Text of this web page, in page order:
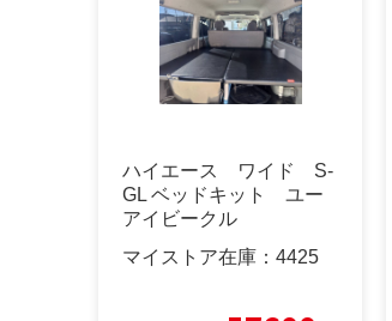
ハイエース ワイド S-
GL ベッドキット ユー
アイビークル
マイストア在庫： 4425